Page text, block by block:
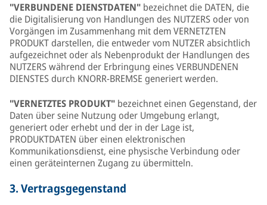
"VERBUNDENE DIENSTDATEN" bezeichnet die DATEN, die
die Digitalisierung von Handlungen des NUTZERS oder von
Vorgängen im Zusammenhang mit dem VERNETZTEN
PRODUKT darstellen, die entweder vom NUTZER absichtlich
aufgezeichnet oder als Nebenprodukt der Handlungen des
NUTZERS während der Erbringung eines VERBUNDENEN
DIENSTES durch KNORR-BREMSE generiert werden.
"VERNETZTES PRODUKT" bezeichnet einen Gegenstand, der
Daten über seine Nutzung oder Umgebung erlangt,
generiert oder erhebt und der in der Lage ist,
PRODUKTDATEN über einen elektronischen
Kommunikationsdienst, eine physische Verbindung oder
einen geräteinternen Zugang zu übermitteln.
3.Vertragsgegenstand